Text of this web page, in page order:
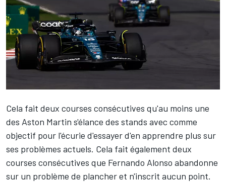
Cela fait deux courses consécutives qu'au moins une
des Aston Martin s'élance des stands avec comme
objectif pour l'écurie d'essayer d'en apprendre plus sur
ses problèmes actuels. Cela fait également deux
courses consécutives que Fernando Alonso abandonne
sur un problème de plancher et n'inscrit aucun point.